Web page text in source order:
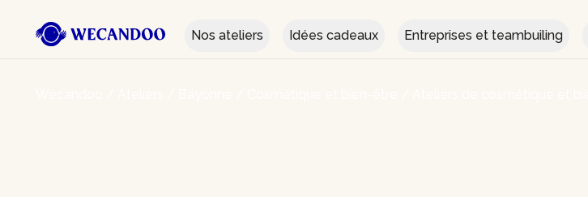
Nos ateliers Idées cadeaux Entreprises et teambuiling